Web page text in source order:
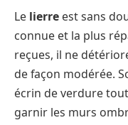
Le lierre est sans
connue et la plus
reçues, il ne
de façon modérée.
écrin de verdure
garnir les murs